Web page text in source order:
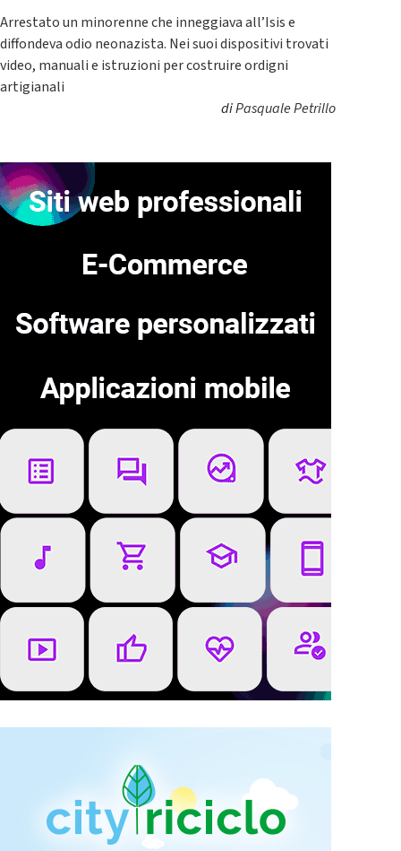
Arrestato un minorenne che inneggiava all’Isis e
diffondeva odio neonazista. Nei suoi dispositivi trovati
video, manuali e istruzioni per costruire ordigni
artigianali
diPasquale Petrillo